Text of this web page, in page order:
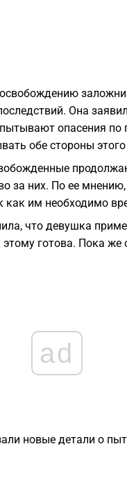
Она
опасения по
обе стороны
за них. По ее
им необходимо
что девушка
готова. Пока же
ad
новые детали о